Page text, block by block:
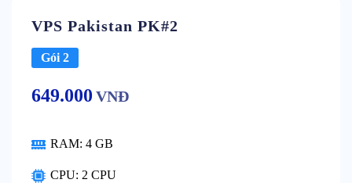
VPS Pakistan PK#2
Gói 2
649.000 VNĐ
RAM: 4 GB
CPU: 2 CPU